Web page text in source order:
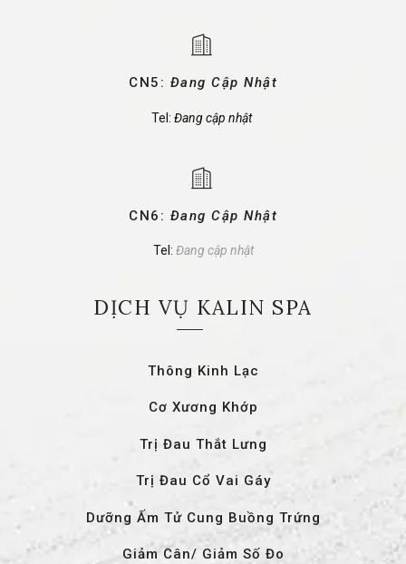
CN5: Đang Cập Nhật
Tel: Đang cập nhật
CN6: Đang Cập Nhật
Tel: Đang cập nhật
DỊCH VỤ KALIN SPA
Thông Kinh Lạc
Cơ Xương Khớp
Trị Đau Thắt Lưng
Trị Đau Cổ Vai Gáy
Dưỡng Ấm Tử Cung Buồng Trứng
Giảm Cân/ Giảm Số Đo